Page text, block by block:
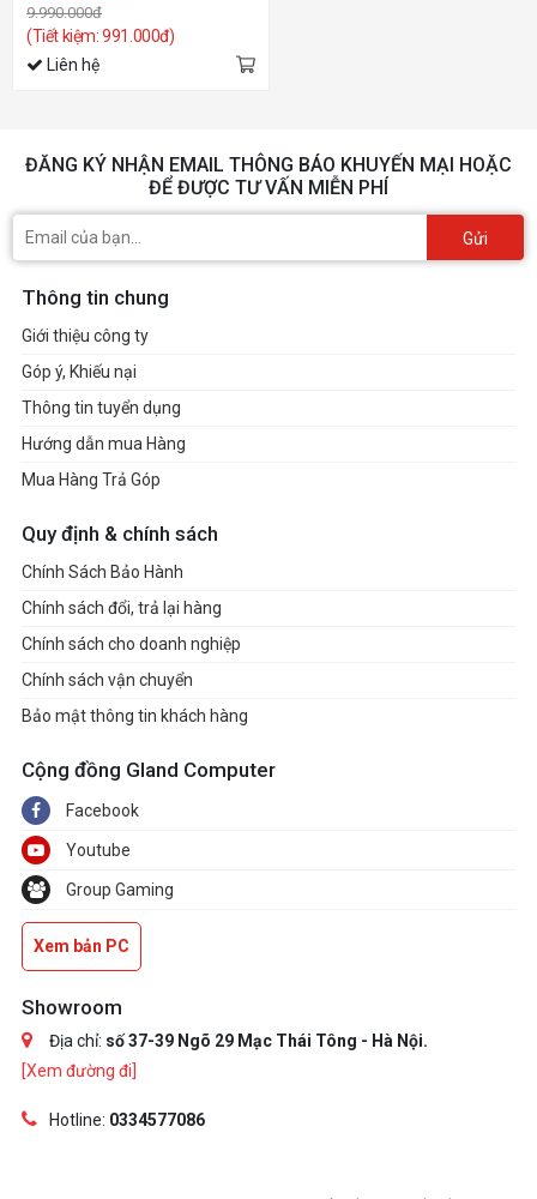
9.990.000đ
(Tiết kiệm: 991.000đ)
Liên hệ
ĐĂNG KÝ NHẬN EMAIL THÔNG BÁO KHUYẾN MẠI HOẶC
ĐỂ ĐƯỢC TƯ VẤN MIỄN PHÍ
Gửi
Thông tin chung
Giới thiệu công ty
Góp ý, Khiếu nại
Thông tin tuyển dụng
Hướng dẫn mua Hàng
Mua Hàng Trả Góp
Quy định & chính sách
Chính Sách Bảo Hành
Chính sách đổi, trả lại hàng
Chính sách cho doanh nghiệp
Chính sách vận chuyển
Bảo mật thông tin khách hàng
Cộng đồng Gland Computer
Facebook
Youtube
Group Gaming
Xem bản PC
Showroom
Địa chỉ: số 37-39 Ngõ 29 Mạc Thái Tông - Hà Nội.
[Xem đường đi]
Hotline: 0334577086